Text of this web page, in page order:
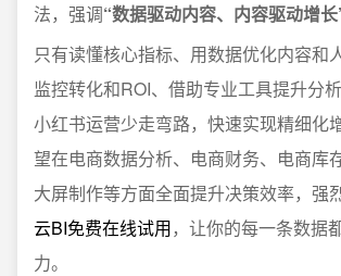
法，强调“数据驱动内容、内容驱动增长
只有读懂核心指标、用数据优化内容和
监控转化和ROI、借助专业工具提升分
小红书运营少走弯路，快速实现精细化
望在电商数据分析、电商财务、电商库
大屏制作等方面全面提升决策效率，强
云BI免费在线试用，让你的每一条数据
力。